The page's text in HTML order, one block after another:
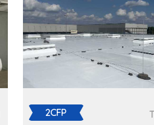
2CFP